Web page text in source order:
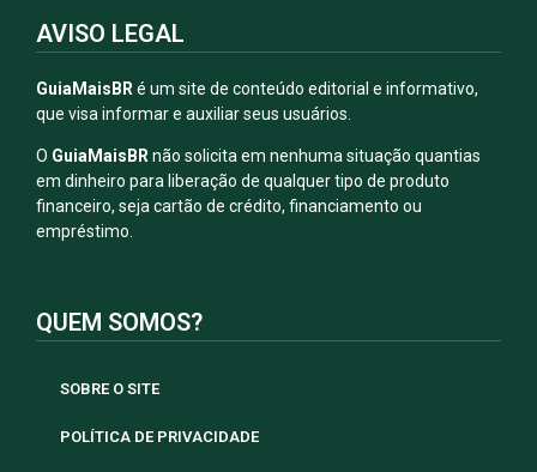
AVISO LEGAL
GuiaMaisBR é um site de conteúdo editorial e informativo,
que visa informar e auxiliar seus usuários.
O GuiaMaisBRnão solicita em nenhuma situação quantias
em dinheiro para liberação de qualquer tipo de produto
financeiro, seja cartão de crédito, financiamento ou
empréstimo.
QUEM SOMOS?
SOBRE O SITE
POLÍTICA DE PRIVACIDADE